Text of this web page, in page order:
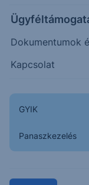
Dokumentumok
Kapcsolat
GYIK
Panaszkezelés
23.4000
Napon belüli